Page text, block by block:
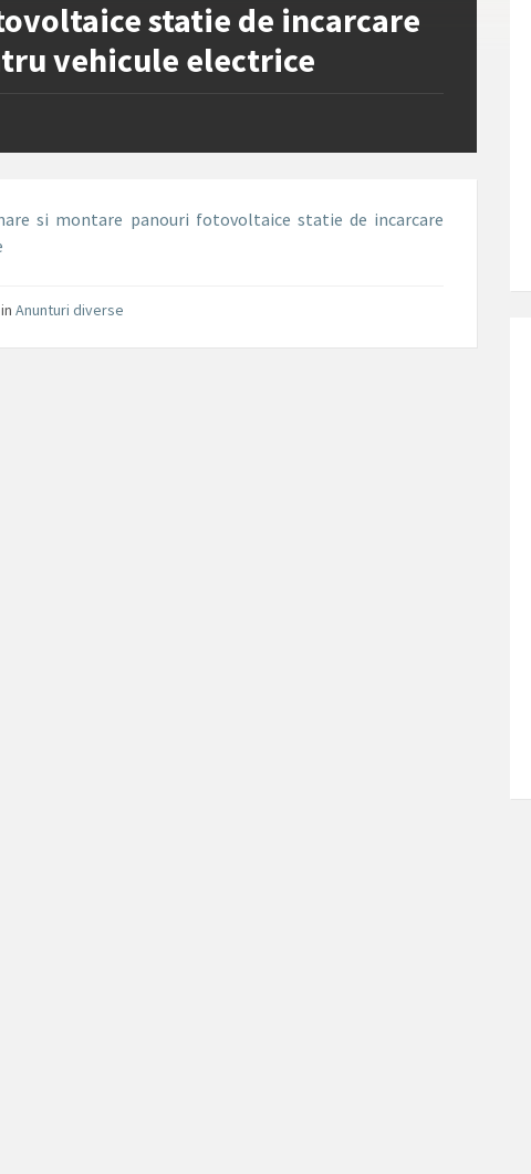
statie de incarcare
vehicule electrice
si montare panouri fotovoltaice statie de incarcare
inAnunturi diverse